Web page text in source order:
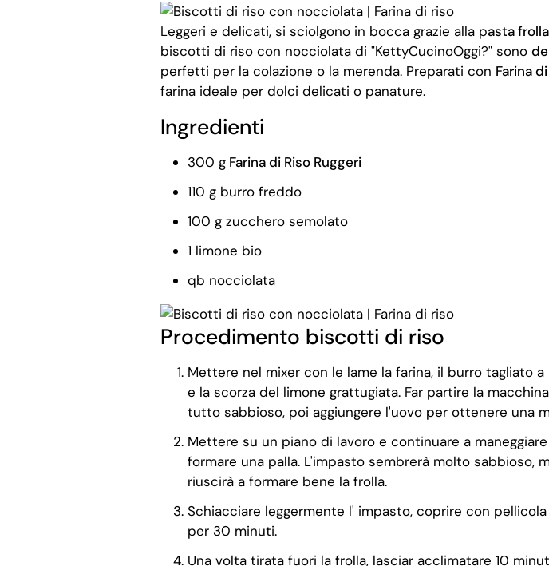
Leggeri e delicati, si sciolgono in bocca grazie alla pasta
biscotti di riso con nocciolata di "KettyCucinoOggi?" sono
perfetti per la colazione o la merenda. Preparati con Farina
farina ideale per dolci delicati o panature.
Ingredienti
300 g Farina di Riso Ruggeri
110 g burro freddo
100 g zucchero semolato
1 limone bio
qb nocciolata
Procedimento biscotti di riso
Mettere nel mixer con le lame la farina, il burro tagliato
e la scorza del limone grattugiata. Far partire la
tutto sabbioso, poi aggiungere l'uovo per ottenere una
Mettere su un piano di lavoro e continuare a
formare una palla. L'impasto sembrerà molto sabbioso,
riuscirà a formare bene la frolla.
Schiacciare leggermente l' impasto, coprire con
per 30 minuti.
Una volta tirata fuori la frolla, lasciar acclimatare 10